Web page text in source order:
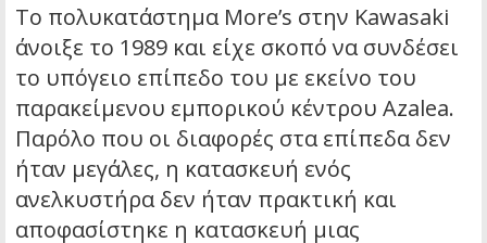
Το πολυκατάστημα More’s στην Kawasaki
άνοιξε το 1989 και είχε σκοπό να συνδέσει
το υπόγειο επίπεδο του με εκείνο του
παρακείμενου εμπορικού κέντρου Azalea.
Παρόλο που οι διαφορές στα επίπεδα δεν
ήταν μεγάλες, η κατασκευή ενός
ανελκυστήρα δεν ήταν πρακτική και
αποφασίστηκε η κατασκευή μιας